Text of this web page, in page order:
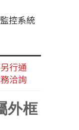
控系統
行通
洽詢
外框